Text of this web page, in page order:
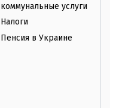
коммунальные услуги
Налоги
Пенсия в Украине